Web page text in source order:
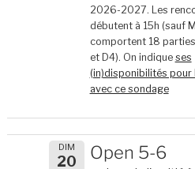
2026-2027. Les
débutent à 15h (sauf
comportent 18
et D4). On indique ses
(in)disponibilités pour
avec ce sondage
DIM
20 Open 5-6